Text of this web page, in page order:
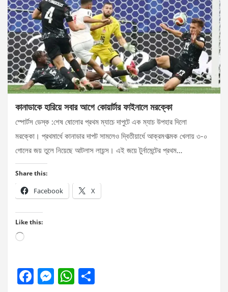
কানাডাকে হারিয়ে সবার আগে কোয়ার্টার ফাইনালে মরক্কো
স্পোর্টস ডেস্ক :শেষ ষোলোর প্রথম ম্যাচে দাপুটে এক ম্যাচ উপহার দিলো
মরক্কো। প্রথমার্ধে কানাডার দাপট সামলেও দ্বিতীয়ার্ধে আক্রমণাত্মক খেলায় ৩-০
গোলের জয় তুলে নিয়েছে আটলাস লায়ন্স। এই জয়ে টুর্নামেন্টের প্রথম…
Share this:
Facebook X
Like this:
Loading…
F
M W